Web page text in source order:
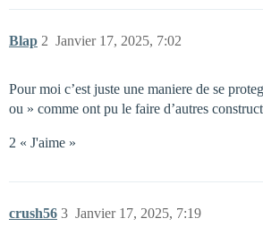
Blap Janvier 17, 2025, 7:02
2
Pour moi c’est juste une maniere de se
ou » comme ont pu le faire d’autres
2 « J'aime »
crush56 Janvier 17, 2025, 7:19
3